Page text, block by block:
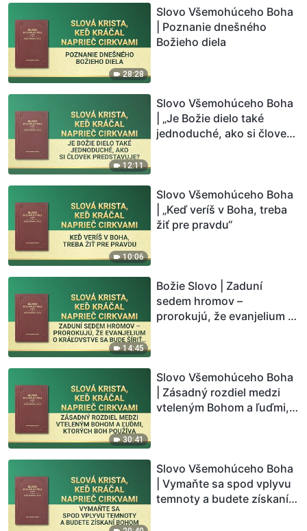
28:28
Slovo Všemohúceho Boha
| Poznanie dnešného
Božieho diela
12:11
Slovo Všemohúceho Boha
| „Je Božie dielo také
jednoduché, ako si človek
10:06
Slovo Všemohúceho Boha
| „Keď veríš v Boha, treba
žiť pre pravdu“
14:45
Božie Slovo | Zaduní
sedem hromov –
prorokujú, že evanjelium o
30:41
Slovo Všemohúceho Boha
| Zásadný rozdiel medzi
vteleným Bohom a ľuďmi,
Slovo Všemohúceho Boha
| Vymaňte sa spod vplyvu
temnoty a budete získaní